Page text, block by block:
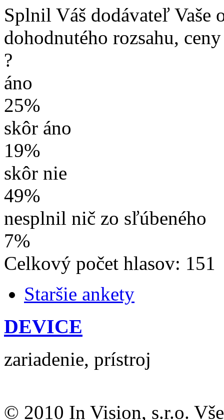
Splnil Váš dodávateľ Vaše
dohodnutého rozsahu,
?
áno
25%
skôr áno
19%
skôr nie
49%
nesplnil nič zo sľúbeného
7%
Celkový počet hlasov: 151
Staršie ankety
DEVICE
zariadenie, prístroj
© 2010 In Vision, s.r.o.